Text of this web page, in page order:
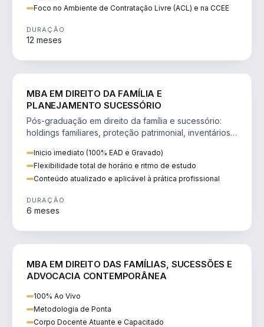
Foco no Ambiente de Contratação Livre (ACL) e na CCEE
DURAÇÃO
12 meses
MBA EM DIREITO DA FAMÍLIA E
PLANEJAMENTO SUCESSÓRIO
Pós-graduação em direito da família e sucessório:
holdings familiares, proteção patrimonial, inventários
Inicio imediato (100% EAD e Gravado)
Flexibilidade total de horário e ritmo de estudo
Conteúdo atualizado e aplicável à prática profissional
DURAÇÃO
6 meses
MBA EM DIREITO DAS FAMÍLIAS, SUCESSÕES E
ADVOCACIA CONTEMPORÂNEA
100% Ao Vivo
Metodologia de Ponta
Corpo Docente Atuante e Capacitado